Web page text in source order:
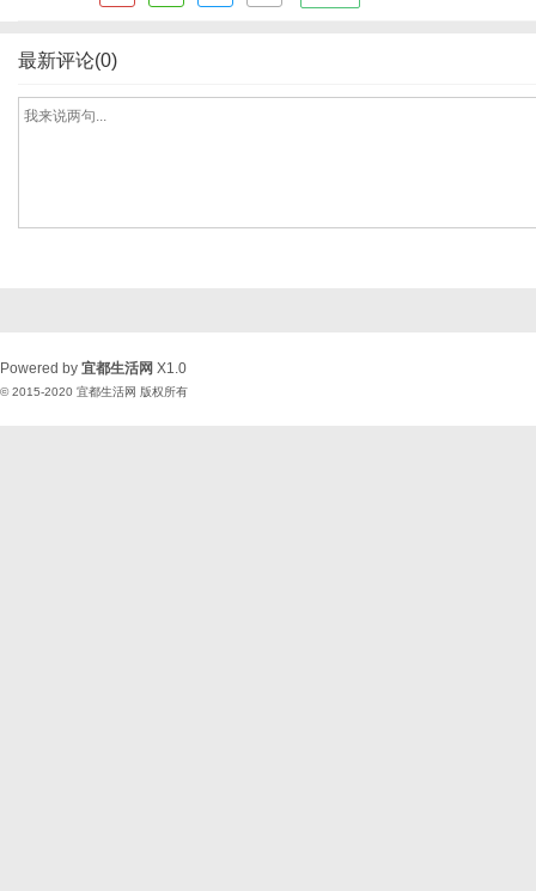
最新评论(0)
Powered by 宜都生活网 X1.0
© 2015-2020 宜都生活网 版权所有